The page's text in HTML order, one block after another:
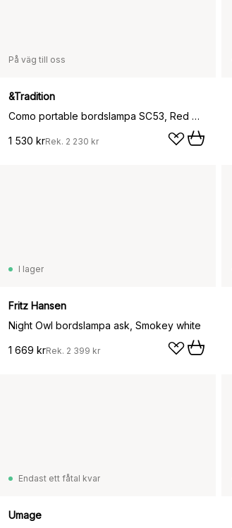
På väg till oss
&Tradition
Como portable bordslampa SC53, Red brown
1 530 krRek. 2 230 kr
I lager
Fritz Hansen
Night Owl bordslampa ask, Smokey white
1 669 krRek. 2 399 kr
Endast ett fåtal kvar
Umage